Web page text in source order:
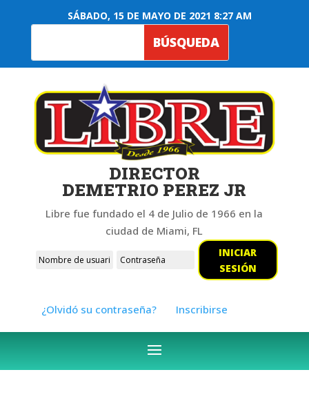
SÁBADO, 15 DE MAYO DE 2021 8:27 AM
DIRECTOR
DEMETRIO PEREZ JR
Libre fue fundado el 4 de Julio de 1966 en la
ciudad de Miami, FL
INICIAR
SESIÓN
¿Olvidó su contraseña? Inscribirse